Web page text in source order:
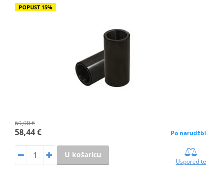
POPUST 15%
69,00 €
58,44 € Po narudžbi
U košaricu
Usporedite